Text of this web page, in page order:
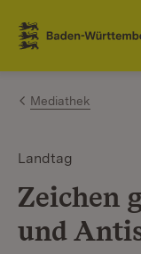
Zum Inhalt
Link zur
Mediathek
Landtag
Zeichen
und